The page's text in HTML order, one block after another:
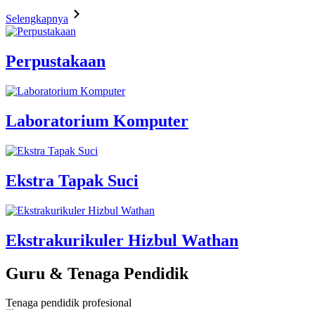
Selengkapnya
Perpustakaan
Laboratorium Komputer
Ekstra Tapak Suci
Ekstrakurikuler Hizbul Wathan
Guru & Tenaga Pendidik
Tenaga pendidik profesional